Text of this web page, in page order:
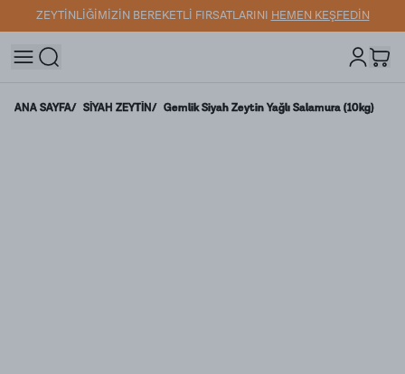
ZEYTİNLİĞİMİZİN BEREKETLİ FIRSATLARINI HEMEN KEŞFEDİN
ANA SAYFA/ SİYAH ZEYTİN/ Gemlik Siyah Zeytin Yağlı Salamura (10kg)